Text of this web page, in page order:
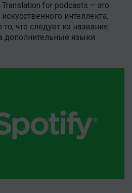
for podcasts – это
интеллекта,
что следует из названия:
дополнительные языки